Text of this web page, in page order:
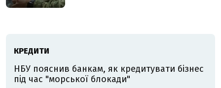
КРЕДИТИ
НБУ пояснив банкам, як кредитувати бізнес
під час "морської блокади"